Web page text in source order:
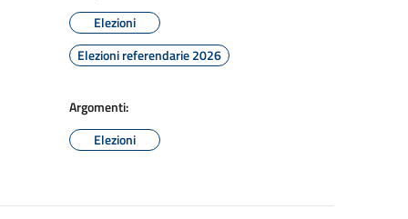
Elezioni
Elezioni referendarie 2026
Argomenti:
Elezioni